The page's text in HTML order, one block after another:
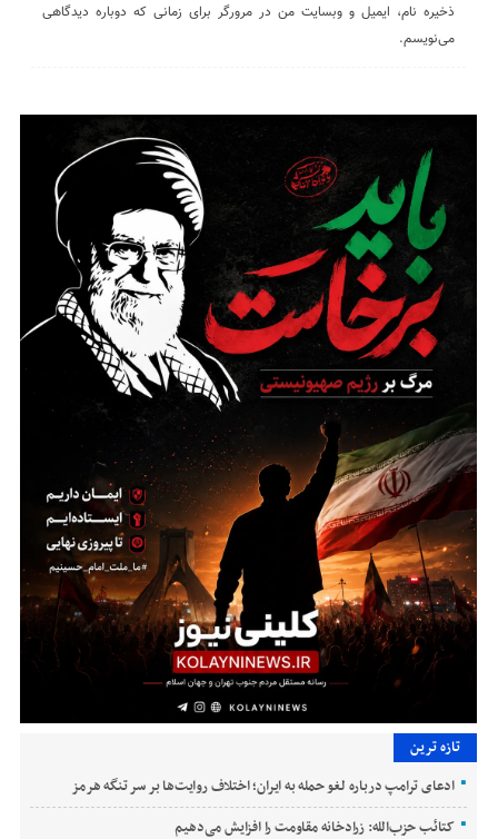
ذخیره نام، ایمیل و وبسایت من در مرورگر برای زمانی که دوباره دیدگاهی
می‌نویسم.
تازه ترین
ادعای ترامپ درباره لغو حمله به ایران؛ اختلاف روایت‌ها بر سر تنگه هرمز
کتائب حزب‌الله: زرادخانه مقاومت را افزایش می‌دهیم